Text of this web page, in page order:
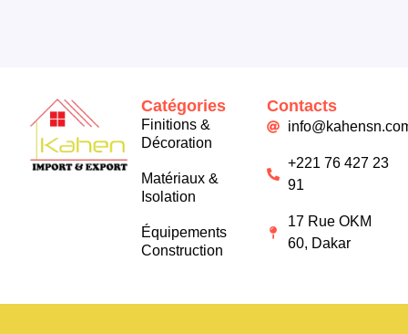
Catégories
Finitions &
Décoration
Matériaux &
Isolation
Équipements
Construction
Contacts
+221 76 427 23
91
17 Rue OKM
60, Dakar